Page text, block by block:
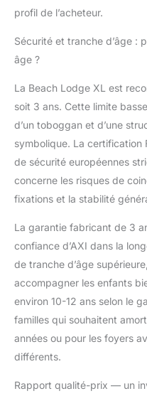
profil de l’acheteur.
Sécurité et tranche d’âge :
âge ?
La Beach Lodge XL est
soit 3 ans. Cette limite
d’un toboggan et d’une
symbolique. La certification
de sécurité européennes
concerne les risques de
fixations et la stabilité
La garantie fabricant de 3
confiance d’AXI dans la
de tranche d’âge
accompagner les enfants
environ 10-12 ans selon le
familles qui souhaitent
années ou pour les foyers
différents.
Rapport qualité-prix — un